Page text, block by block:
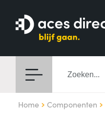
Home Componenten